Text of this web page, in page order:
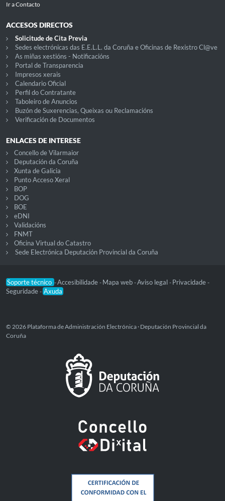
Ir a Contacto
ACCESOS DIRECTOS
Solicitude de Cita Previa
Sedes electrónicas das E.E.L.L. da Coruña e Oficinas de Rexistro Cl@ve
As miñas xestións - Notificacións
Portal de Transparencia
Impresos xerais
Calendario Oficial
Perfil do Contratante
Taboleiro de Anuncios
Buzón de Suxerencias, Queixas ou Reclamacións
Verificación de Documentos
ENLACES DE INTERESE
Concello de Vilarmaior
Deputación da Coruña
Xunta de Galicia
Punto Acceso Xeral
BOP
DOG
BOE
eDNI
Validacións
FNMT
Oficina Virtual do Catastro
Sede Electrónica Deputación Provincial da Coruña
Soporte técnico -Accesibilidade - Mapa web -Aviso legal - Privacidade -
Seguridade - Axuda
© 2026 Plataforma de Administración Electrónica · Deputación Provincial da
Coruña